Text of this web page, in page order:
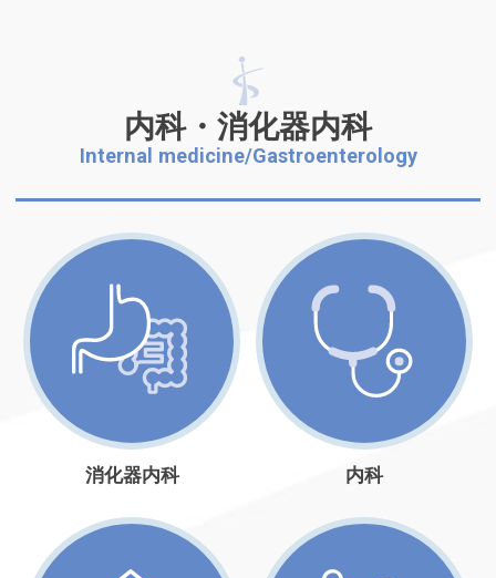
内科・消化器内科
Internal medicine/Gastroenterology
消化器内科 内科